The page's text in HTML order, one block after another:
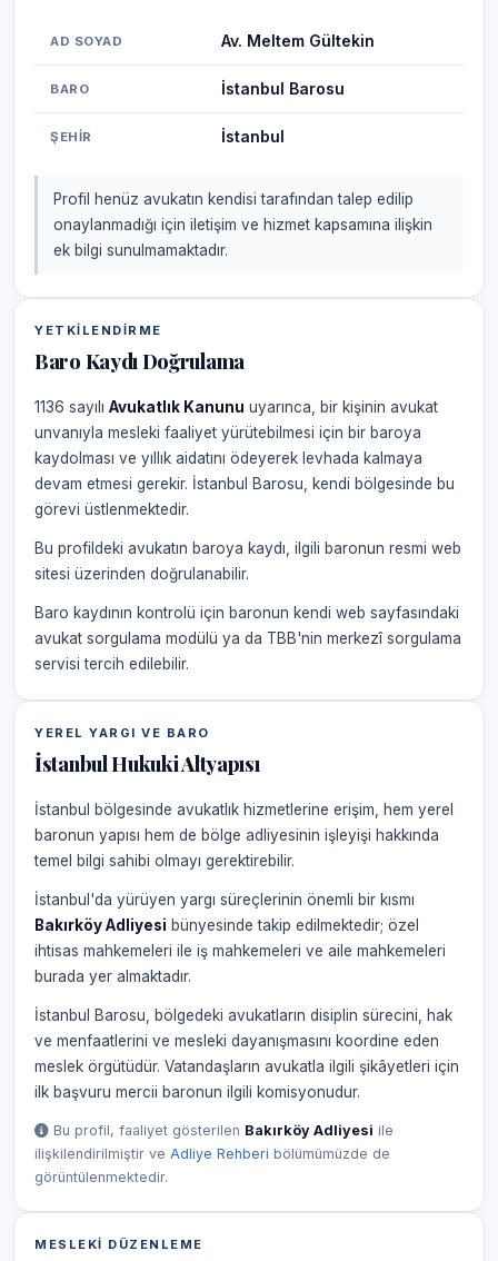
AD SOYAD Av. Meltem Gültekin
BARO İstanbul Barosu
ŞEHIR İstanbul
Profil henüz avukatın kendisi tarafından talep edilip
onaylanmadığı için iletişim ve hizmet kapsamına ilişkin
ek bilgi sunulmamaktadır.
YETKILENDIRME
Baro Kaydı Doğrulama
1136 sayılı Avukatlık Kanunu uyarınca, bir kişinin avukat
unvanıyla mesleki faaliyet yürütebilmesi için bir baroya
kaydolması ve yıllık aidatını ödeyerek levhada kalmaya
devam etmesi gerekir. İstanbul Barosu, kendi bölgesinde bu
görevi üstlenmektedir.
Bu profildeki avukatın baroya kaydı, ilgili baronun resmi web
sitesi üzerinden doğrulanabilir.
Baro kaydının kontrolü için baronun kendi web sayfasındaki
avukat sorgulama modülü ya da TBB'nin merkezî sorgulama
servisi tercih edilebilir.
YEREL YARGI VE BARO
İstanbul Hukuki Altyapısı
İstanbul bölgesinde avukatlık hizmetlerine erişim, hem yerel
baronun yapısı hem de bölge adliyesinin işleyişi hakkında
temel bilgi sahibi olmayı gerektirebilir.
İstanbul'da yürüyen yargı süreçlerinin önemli bir kısmı
Bakırköy Adliyesi bünyesinde takip edilmektedir; özel
ihtisas mahkemeleri ile iş mahkemeleri ve aile mahkemeleri
burada yer almaktadır.
İstanbul Barosu, bölgedeki avukatların disiplin sürecini, hak
ve menfaatlerini ve mesleki dayanışmasını koordine eden
meslek örgütüdür. Vatandaşların avukatla ilgili şikâyetleri için
ilk başvuru mercii baronun ilgili komisyonudur.
Bu profil, faaliyet gösterilen Bakırköy Adliyesi ile
ilişkilendirilmiştir ve Adliye Rehberi bölümümüzde de
görüntülenmektedir.
MESLEKI DÜZENLEME